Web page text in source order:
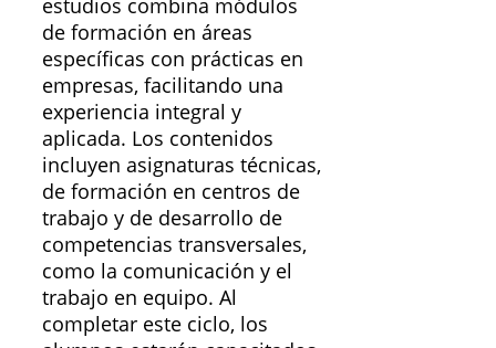
estudios combina módulos
de formación en áreas
específicas con prácticas en
empresas, facilitando una
experiencia integral y
aplicada. Los contenidos
incluyen asignaturas técnicas,
de formación en centros de
trabajo y de desarrollo de
competencias transversales,
como la comunicación y el
trabajo en equipo. Al
completar este ciclo, los